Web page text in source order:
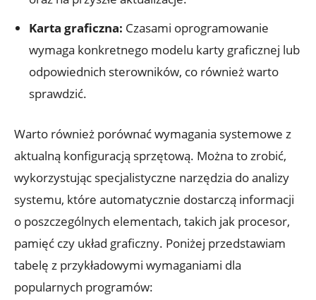
Karta graficzna: Czasami oprogramowanie
wymaga konkretnego modelu karty graficznej lub
odpowiednich sterowników, co również warto
sprawdzić.
Warto również porównać wymagania systemowe z
aktualną konfiguracją sprzętową. Można to zrobić,
wykorzystując specjalistyczne narzędzia do analizy
systemu, które automatycznie dostarczą informacji
o poszczególnych elementach, takich jak procesor,
pamięć czy układ graficzny. Poniżej przedstawiam
tabelę z przykładowymi wymaganiami dla
popularnych programów: